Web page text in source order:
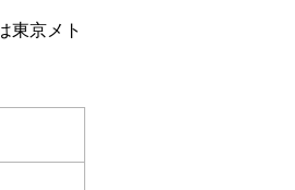
東京メト